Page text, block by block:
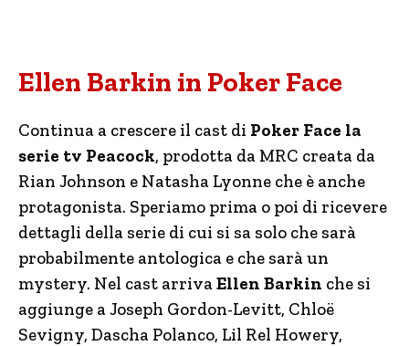
Ellen Barkin in Poker Face
Continua a crescere il cast di Poker Face la
serie tv Peacock, prodotta da MRC creata da
Rian Johnson e Natasha Lyonne che è anche
protagonista. Speriamo prima o poi di ricevere
dettagli della serie di cui si sa solo che sarà
probabilmente antologica e che sarà un
mystery. Nel cast arrivaEllen Barkin che si
aggiunge a Joseph Gordon-Levitt, Chloë
Sevigny, Dascha Polanco, Lil Rel Howery,